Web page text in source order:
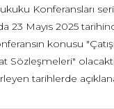
Konferansları
23 Mayıs 2025
konusu
Sözleşmeleri"
tarihlerde